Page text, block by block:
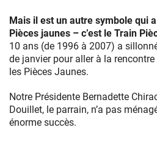
Mais il est un autre symbole qui
Pièces jaunes – c’est le Train
10 ans (de 1996 à 2007) a
de janvier pour aller à la
les Pièces Jaunes.
Notre Présidente Bernadette
Douillet, le parrain, n’a pas
énorme succès.